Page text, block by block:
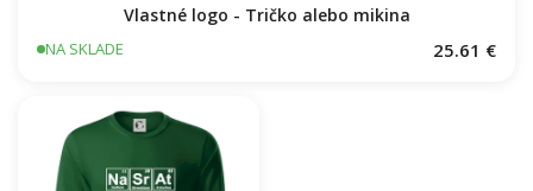
Vlastné logo - Tričko alebo mikina
NA SKLADE 25.61 €